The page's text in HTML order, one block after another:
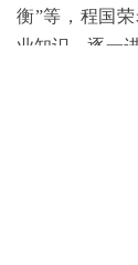
衡”等，程国
业知识，逐一